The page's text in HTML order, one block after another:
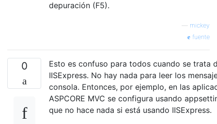
depuración (F5).
mickey
fuente
0
Esto es confuso para todos cuando se trata
IISExpress. No hay nada para leer los
consola. Entonces, por ejemplo, en las
ASPCORE MVC se configura usando
que no hace nada si está usando IISExpress.